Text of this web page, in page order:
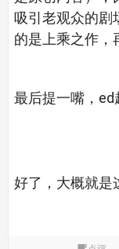
吸引老观众的剧
的是上乘之作，
最后提一嘴，ed
好了，大概就是